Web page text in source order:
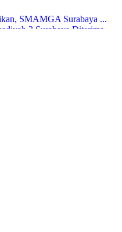
SMAMGA Surabaya ...
3 Surabaya Diterima...
SNBP dan Poltekkes J...
Siswa Smamga Tutup Keg...
Diuji Kemenag, Peserta Ter...